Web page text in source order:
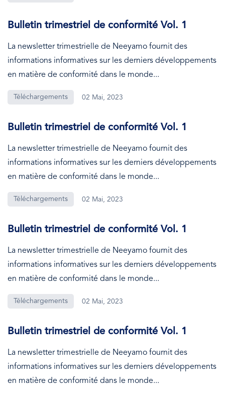
Bulletin trimestriel de conformité Vol. 1
La newsletter trimestrielle de Neeyamo fournit des
informations informatives sur les derniers développements
en matière de conformité dans le monde...
Téléchargements 02 Mai, 2023
Bulletin trimestriel de conformité Vol. 1
La newsletter trimestrielle de Neeyamo fournit des
informations informatives sur les derniers développements
en matière de conformité dans le monde...
Téléchargements 02 Mai, 2023
Bulletin trimestriel de conformité Vol. 1
La newsletter trimestrielle de Neeyamo fournit des
informations informatives sur les derniers développements
en matière de conformité dans le monde...
Téléchargements 02 Mai, 2023
Bulletin trimestriel de conformité Vol. 1
La newsletter trimestrielle de Neeyamo fournit des
informations informatives sur les derniers développements
en matière de conformité dans le monde...